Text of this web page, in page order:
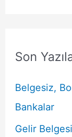
Son
Belgesiz,
Bankalar
Gelir